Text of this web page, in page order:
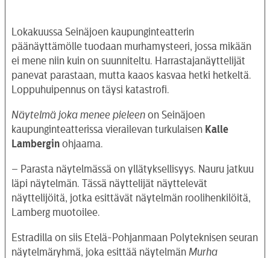
Lokakuussa Seinäjoen kaupunginteatterin
päänäyttämölle tuodaan murhamysteeri, jossa mikään
ei mene niin kuin on suunniteltu. Harrastajanäyttelijät
panevat parastaan, mutta kaaos kasvaa hetki hetkeltä.
Loppuhuipennus on täysi katastrofi.
Näytelmä joka menee pieleen on Seinäjoen
kaupunginteatterissa vierailevan turkulaisen Kalle
Lambergin ohjaama.
– Parasta näytelmässä on yllätyksellisyys. Nauru jatkuu
läpi näytelmän. Tässä näyttelijät näyttelevät
näyttelijöitä, jotka esittävät näytelmän roolihenkilöitä,
Lamberg muotoilee.
Estradilla on siis Etelä-Pohjanmaan Polyteknisen seuran
näytelmäryhmä, joka esittää näytelmän Murha